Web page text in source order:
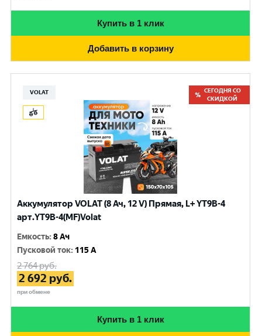
Купить в 1 клик
Добавить в корзину
VOLAT
СЕГОДНЯ СО
СКИДКОЙ
Аккумулятор VOLAT (8 Ач, 12 V) Прямая, L+ YT9B-4
арт.YT9B-4(MF)Volat
Емкость:8 Ач
Пусковой ток: 115 A
2 764руб.
2 692 руб.
при обмене
Купить в 1 клик